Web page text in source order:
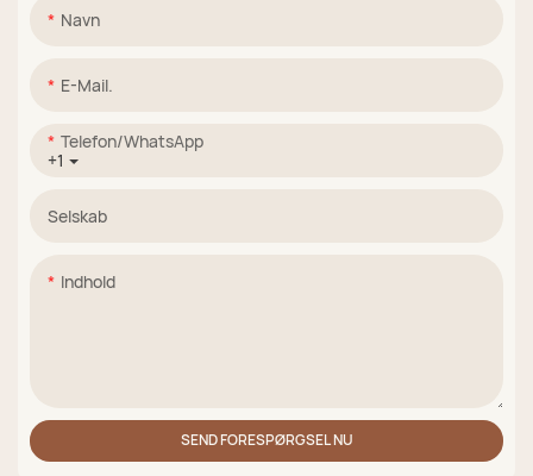
Navn
E-Mail.
+1
Telefon/WhatsApp
Selskab
Indhold
SEND FORESPØRGSEL NU